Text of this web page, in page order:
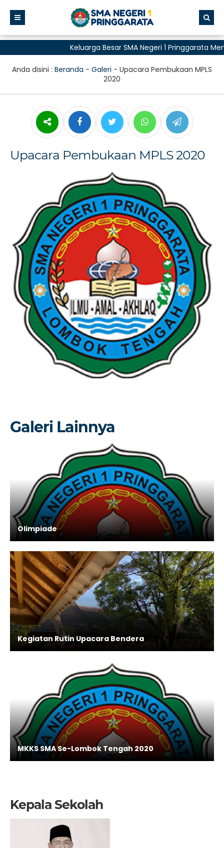
Keluarga Besar SMA Negeri 1 Pringgarata
Anda disini : Beranda - Galeri - Upacara Pembukaan MPLS
2020
Upacara Pembukaan MPLS 2020
Galeri Lainnya
Olimpiade
Kegiatan Rutin Upacara Bendera
MKKS SMA Se-Lombok Tengah 2020
Kepala Sekolah